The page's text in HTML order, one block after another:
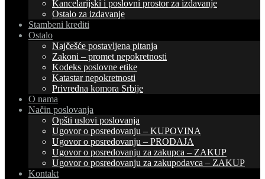
Kancelarijski i poslovni prostor za izdavanje
Ostalo za izdavanje
Stambeni krediti
Ostalo
Najčešće postavljena pitanja
Zakoni – promet nepokretnosti
Kodeks poslovne etike
Katastar nepokretnosti
Privredna komora Srbije
O nama
Način poslovanja
Opšti uslovi poslovanja
Ugovor o posredovanju – KUPOVINA
Ugovor o posredovanju – PRODAJA
Ugovor o posredovanju za zakupca – ZAKUP
Ugovor o posredovanju za zakupodavca – ZAKUP
Kontakt